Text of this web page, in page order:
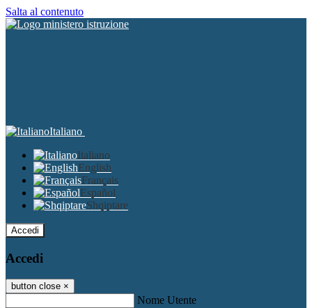
Salta al contenuto
Italiano
Italiano
English
Français
Español
Shqiptare
Accedi
Accedi
button close ×
Nome Utente